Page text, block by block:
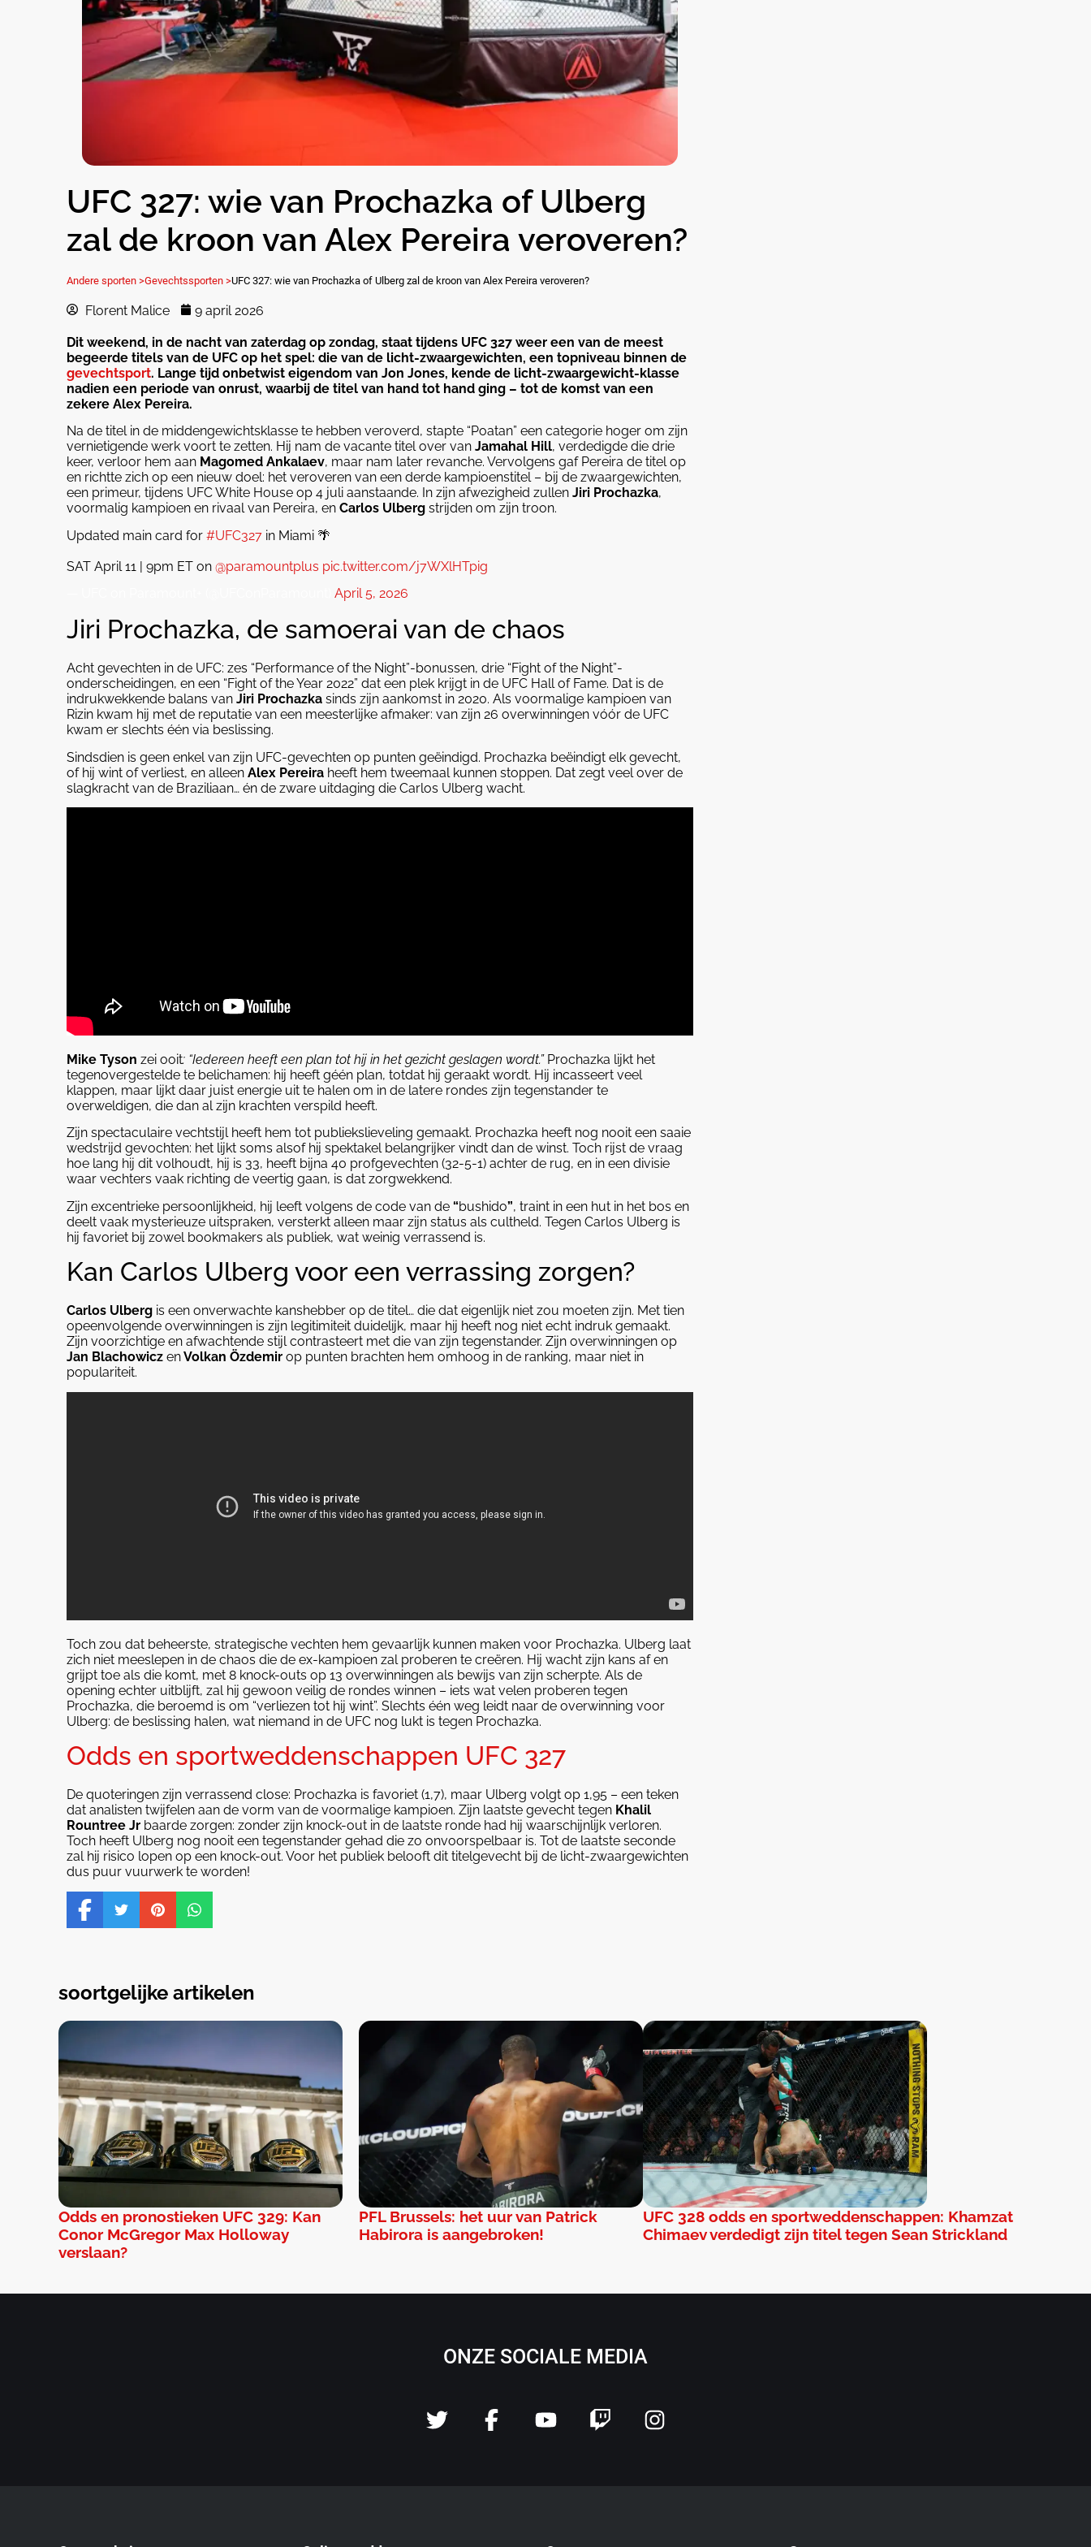
UFC 327: wie van Prochazka of Ulberg
zal de kroon van Alex Pereira veroveren?
Andere sporten >Gevechtssporten >UFC 327: wie van Prochazka of Ulberg zal de kroon van Alex Pereira veroveren?
Florent Malice 9 april 2026
Dit weekend, in de nacht van zaterdag op zondag, staat tijdens UFC 327 weer een van de meest
begeerde titels van de UFC op het spel: die van de licht-zwaargewichten, een topniveau binnen de
gevechtsport. Lange tijd onbetwist eigendom van Jon Jones, kende de licht-zwaargewicht-klasse
nadien een periode van onrust, waarbij de titel van hand tot hand ging – tot de komst van een
zekere Alex Pereira.
Na de titel in de middengewichtsklasse te hebben veroverd, stapte “Poatan” een categorie hoger om zijn
vernietigende werk voort te zetten. Hij nam de vacante titel over van Jamahal Hill, verdedigde die drie
keer, verloor hem aan Magomed Ankalaev, maar nam later revanche. Vervolgens gaf Pereira de titel op
en richtte zich op een nieuw doel: het veroveren van een derde kampioenstitel – bij de zwaargewichten,
een primeur, tijdens UFC White House op 4 juli aanstaande. In zijn afwezigheid zullen Jiri Prochazka,
voormalig kampioen en rivaal van Pereira, en Carlos Ulberg strijden om zijn troon.
Updated main card for #UFC327 in Miami 🌴
SAT April 11 | 9pm ET on @paramountplus pic.twitter.com/j7WXlHTpig
April 5, 2026
Jiri Prochazka, de samoerai van de chaos
Acht gevechten in de UFC: zes “Performance of the Night”-bonussen, drie “Fight of the Night”-
onderscheidingen, en een “Fight of the Year 2022” dat een plek krijgt in de UFC Hall of Fame. Dat is de
indrukwekkende balans van Jiri Prochazka sinds zijn aankomst in 2020. Als voormalige kampioen van
Rizin kwam hij met de reputatie van een meesterlijke afmaker: van zijn 26 overwinningen vóór de UFC
kwam er slechts één via beslissing.
Sindsdien is geen enkel van zijn UFC-gevechten op punten geëindigd. Prochazka beëindigt elk gevecht,
of hij wint of verliest, en alleen Alex Pereira heeft hem tweemaal kunnen stoppen. Dat zegt veel over de
slagkracht van de Braziliaan… én de zware uitdaging die Carlos Ulberg wacht.
Mike Tyson zei ooit: “Iedereen heeft een plan tot hij in het gezicht geslagen wordt.”Prochazka lijkt het
tegenovergestelde te belichamen: hij heeft géén plan, totdat hij geraakt wordt. Hij incasseert veel
klappen, maar lijkt daar juist energie uit te halen om in de latere rondes zijn tegenstander te
overweldigen, die dan al zijn krachten verspild heeft.
Zijn spectaculaire vechtstijl heeft hem tot publiekslieveling gemaakt. Prochazka heeft nog nooit een saaie
wedstrijd gevochten: het lijkt soms alsof hij spektakel belangrijker vindt dan de winst. Toch rijst de vraag
hoe lang hij dit volhoudt, hij is 33, heeft bijna 40 profgevechten (32-5-1) achter de rug, en in een divisie
waar vechters vaak richting de veertig gaan, is dat zorgwekkend.
Zijn excentrieke persoonlijkheid, hij leeft volgens de code van de “bushido”, traint in een hut in het bos en
deelt vaak mysterieuze uitspraken, versterkt alleen maar zijn status als cultheld. Tegen Carlos Ulberg is
hij favoriet bij zowel bookmakers als publiek, wat weinig verrassend is.
Kan Carlos Ulberg voor een verrassing zorgen?
Carlos Ulberg is een onverwachte kanshebber op de titel… die dat eigenlijk niet zou moeten zijn. Met tien
opeenvolgende overwinningen is zijn legitimiteit duidelijk, maar hij heeft nog niet echt indruk gemaakt.
Zijn voorzichtige en afwachtende stijl contrasteert met die van zijn tegenstander. Zijn overwinningen op
Jan Blachowicz enVolkan Özdemir op punten brachten hem omhoog in de ranking, maar niet in
populariteit.
Toch zou dat beheerste, strategische vechten hem gevaarlijk kunnen maken voor Prochazka. Ulberg laat
zich niet meeslepen in de chaos die de ex-kampioen zal proberen te creëren. Hij wacht zijn kans af en
grijpt toe als die komt, met 8 knock-outs op 13 overwinningen als bewijs van zijn scherpte. Als de
opening echter uitblijft, zal hij gewoon veilig de rondes winnen – iets wat velen proberen tegen
Prochazka, die beroemd is om “verliezen tot hij wint”. Slechts één weg leidt naar de overwinning voor
Ulberg: de beslissing halen, wat niemand in de UFC nog lukt is tegen Prochazka.
Odds en sportweddenschappen UFC 327
De quoteringen zijn verrassend close: Prochazka is favoriet (1,7), maar Ulberg volgt op 1,95 – een teken
dat analisten twijfelen aan de vorm van de voormalige kampioen. Zijn laatste gevecht tegen Khalil
Rountree Jr baarde zorgen: zonder zijn knock-out in de laatste ronde had hij waarschijnlijk verloren.
Toch heeft Ulberg nog nooit een tegenstander gehad die zo onvoorspelbaar is. Tot de laatste seconde
zal hij risico lopen op een knock-out. Voor het publiek belooft dit titelgevecht bij de licht-zwaargewichten
dus puur vuurwerk te worden!
soortgelijke artikelen
Odds en pronostieken UFC 329: Kan
Conor McGregor Max Holloway
verslaan?
PFL Brussels: het uur van Patrick
Habirora is aangebroken!
UFC 328 odds en sportweddenschappen: Khamzat
Chimaev verdedigt zijn titel tegen Sean Strickland
ONZE SOCIALE MEDIA